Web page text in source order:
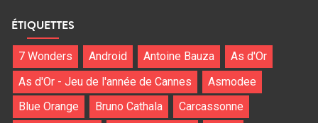
ÉTIQUETTES
7 Wonders Android Antoine Bauza
As d'Or
As d'Or - Jeu de l'année de Cannes
Asmodee
Blue Orange
Bruno Cathala
Carcassonne